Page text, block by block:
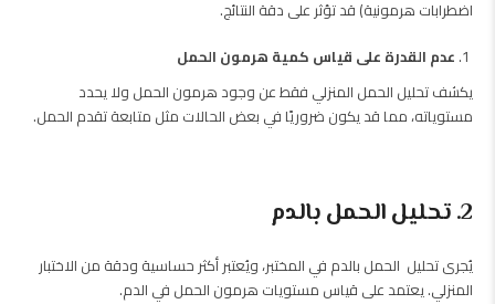
اضطرابات هرمونية) قد تؤثر على دقة النتائج.
عدم القدرة على قياس كمية هرمون الحمل
يكشف تحليل الحمل المنزلي فقط عن وجود هرمون الحمل ولا يحدد
مستوياته، مما قد يكون ضروريًا في بعض الحالات مثل متابعة تقدم الحمل.
2. تحليل الحمل بالدم
يُجرى تحليل الحمل بالدم في المختبر، ويُعتبر أكثر حساسية ودقة من الاختبار
المنزلي. يعتمد على قياس مستويات هرمون الحمل في الدم.